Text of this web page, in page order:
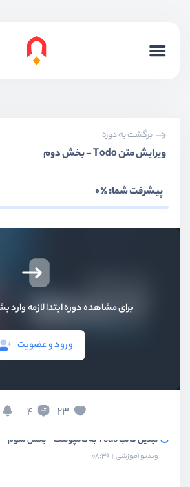
برگشت به دوره
ویرایش متن Todo - بخش دوم
پیشرفت شما:٪0
برای مشاهده دوره ابتدا لازمه وارد
ورود و عضویت
23
4
بخش دوم نصب و راه‌اندازی
بخش سوم آشنای با موارد پایه و syntax
استایل‌ها در کامپوننت‌
بخش ششم
تبدیل قالب Todo به کامپوننت - بخش دوم
تبدیل قالب Todo به کامپوننت - بخش سوم
ویدیو آموزشی 08:39